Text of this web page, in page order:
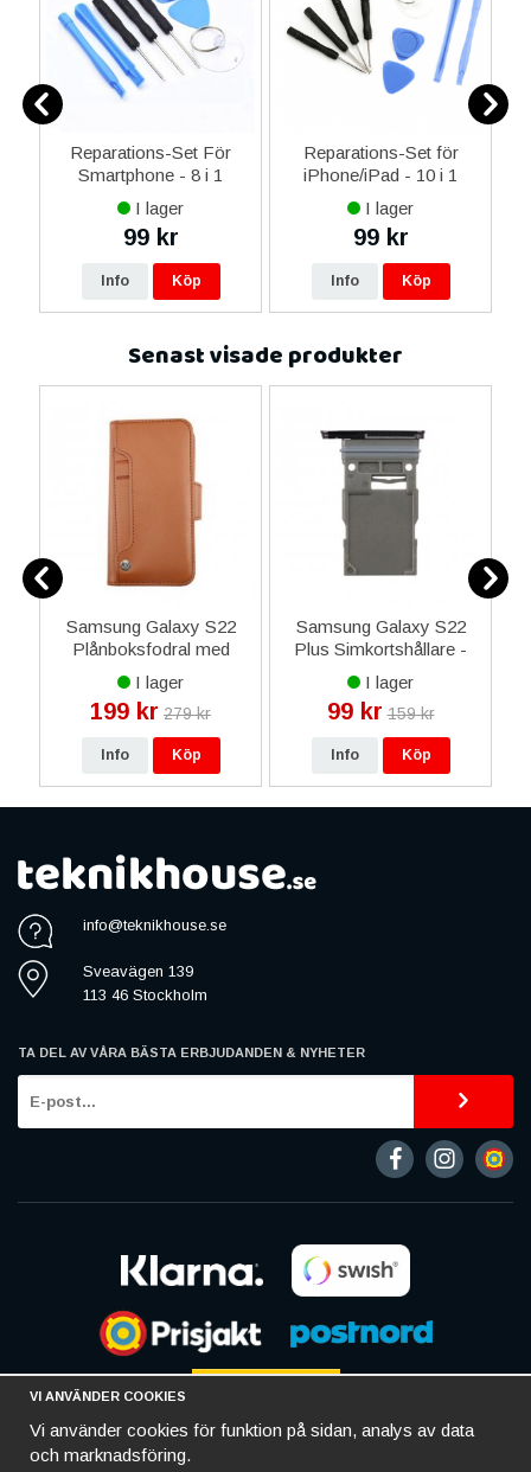
Reparations-Set För
Smartphone - 8 i 1
I lager
99 kr
Info Köp
Reparations-Set för
iPhone/iPad - 10 i 1
I lager
99 kr
Info Köp
Senast visade produkter
Samsung Galaxy S22
Plånboksfodral med
Extra Kortfack - Brun
I lager
199 kr 279 kr
Info Köp
Samsung Galaxy S22
Plus Simkortshållare -
Svart
I lager
99 kr 159 kr
Info Köp
info@teknikhouse.se
Sveavägen 139
113 46 Stockholm
TA DEL AV VÅRA BÄSTA ERBJUDANDEN & NYHETER
VI ANVÄNDER COOKIES
Vi använder cookies för funktion på sidan, analys av data
och marknadsföring.